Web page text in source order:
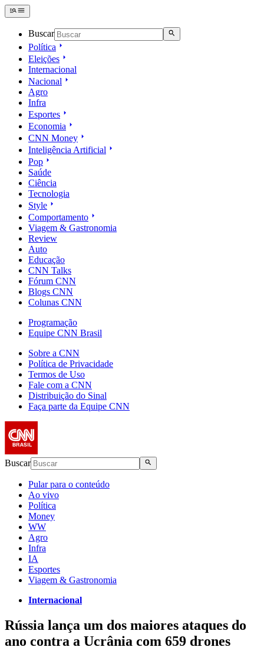
Buscar
Política
Eleições
Internacional
Nacional
Agro
Infra
Esportes
Economia
CNN Money
Inteligência Artificial
Pop
Saúde
Ciência
Tecnologia
Style
Comportamento
Viagem & Gastronomia
Review
Auto
Educação
CNN Talks
Fórum CNN
Blogs CNN
Colunas CNN
Programação
Equipe CNN Brasil
Sobre a CNN
Política de Privacidade
Termos de Uso
Fale com a CNN
Distribuição do Sinal
Faça parte da Equipe CNN
Buscar
Pular para o conteúdo
Ao vivo
Política
Money
WW
Agro
Infra
IA
Esportes
Viagem & Gastronomia
Internacional
Rússia lança um dos maiores ataques do
ano contra a Ucrânia com 659 drones